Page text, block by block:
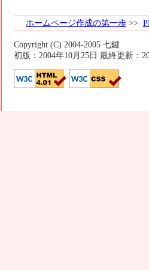
ホームページ作成の第一歩 >>
Copyright (C) 2004-2005 七鍵
初版：2004年10月25日 最終更新：